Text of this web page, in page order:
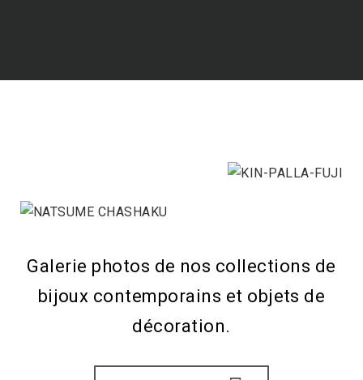
Galerie photos de nos collections de
bijoux contemporains et objets de
décoration.